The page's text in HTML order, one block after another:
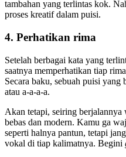
tambahan yang terlintas kok.
proses kreatif dalam puisi.
4. Perhatikan rima
Setelah berbagai kata yang
saatnya memperhatikan tiap
Secara baku, sebuah puisi
atau a-a-a-a.
Akan tetapi, seiring
bebas dan modern. Kamu ga
seperti halnya pantun, tetapi
vokal di tiap kalimatnya. Begini